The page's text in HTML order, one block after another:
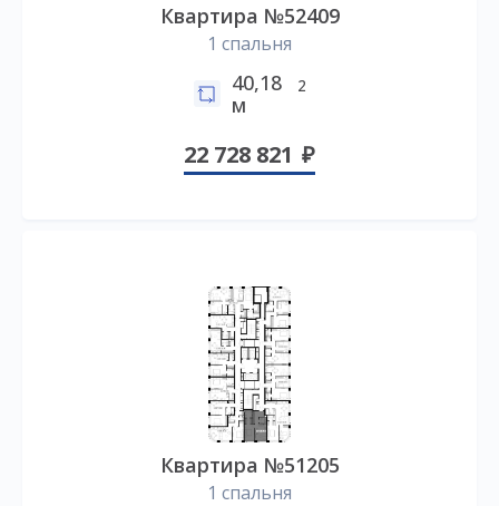
Квартира №52409
1 спальня
40,18
м
2
22 728 821
Квартира №51205
1 спальня